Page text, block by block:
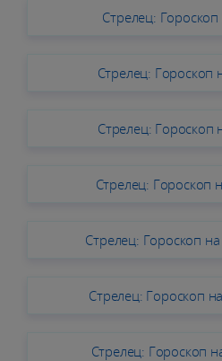
Стрелец:
Стрелец:
Стрелец:
Стрелец: Гороскоп
Стрелец: Гороскоп
Стрелец: Гороскоп
Стрелец: Гороскоп